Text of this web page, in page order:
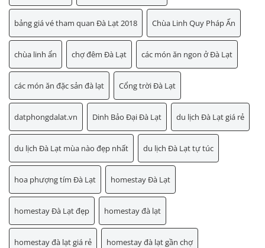
bảng giá vé tham quan Đà Lạt 2018 Chùa Linh Quy Pháp Ấn
chùa linh ẩn chợ đêm Đà Lạt các món ăn ngon ở Đà Lạt
các món ăn đặc sản đà lạt Cổng trời Đà Lạt
datphongdalat.vn Dinh Bảo Đại Đà Lạt du lịch Đà Lạt giá rẻ
du lịch Đà Lạt mùa nào đẹp nhất du lịch Đà Lạt tự túc
hoa phượng tím Đà Lạt homestay Đà Lạt
homestay Đà Lạt đẹp homestay đà lạt
homestay đà lạt giá rẻ homestay đà lạt gần chợ